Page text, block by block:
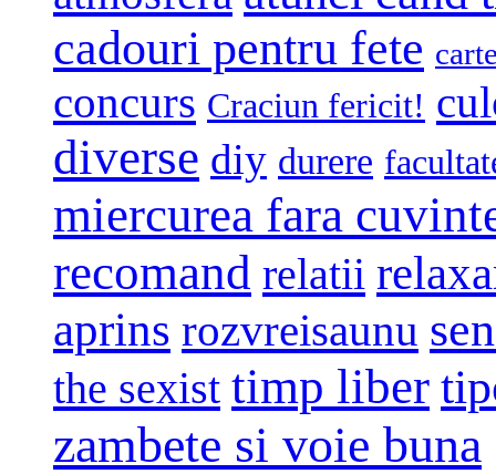
cadouri pentru fete
concurs Craciun fericit!
diverse diy durere
miercurea fara
recomand relatii
aprins rozvreisaunu
the sexist timp liber
zambete si voie buna